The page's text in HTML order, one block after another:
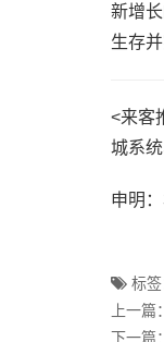
新增
生存
<来客
城系
申明
标签
上一篇：
下一篇：